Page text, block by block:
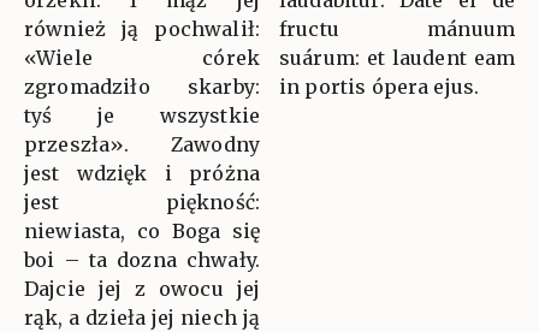
również ją pochwalił:
«Wiele córek
zgromadziło skarby:
tyś je wszystkie
przeszła». Zawodny
jest wdzięk i próżna
jest piękność:
niewiasta, co Boga się
boi – ta dozna chwały.
Dajcie jej z owocu jej
rąk, a dzieła jej niech ją
fructu mánuum
suárum: et laudent eam
in portis ópera ejus.